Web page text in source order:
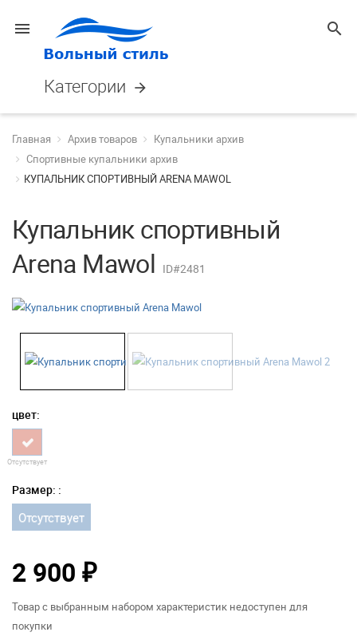
menu search
Категории arrow_forward
Главная Архив товаров
Купальники архив
Спортивные купальники архив
КУПАЛЬНИК СПОРТИВНЫЙ ARENA MAWOL
Купальник спортивный
Arena Mawol ID#2481
цвет:
Отсутствует
Размер: :
Отсутствует
2 900 ₽
Товар с выбранным набором характеристик недоступен для
покупки